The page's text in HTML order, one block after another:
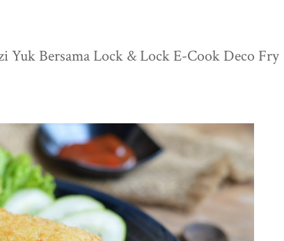
Yuk Bersama Lock & Lock E-Cook Deco Fry